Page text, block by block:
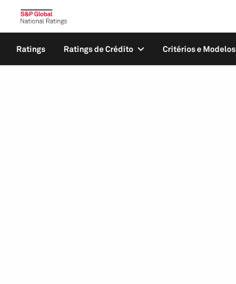
Ratings Ratings de Crédito Critérios e Modelos